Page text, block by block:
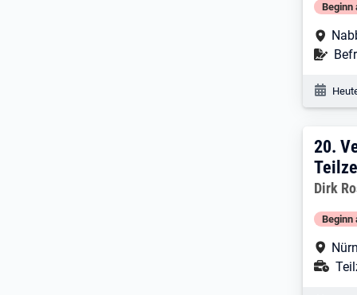
Beginn
20:
20.
Dirk
Beginn